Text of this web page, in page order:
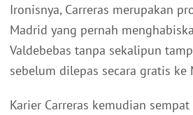
Ironisnya, Carreras merupakan
Madrid yang pernah
Valdebebas tanpa sekalipun
sebelum dilepas secara gratis ke
Karier Carreras kemudian